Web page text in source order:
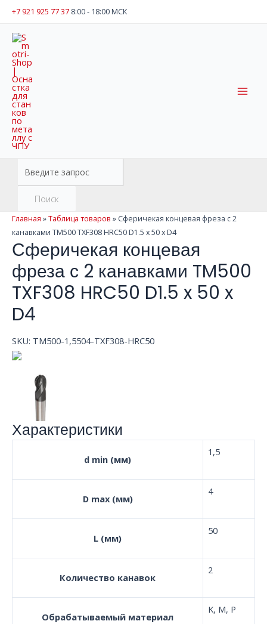
Перейти
содержимому
+7 921 925 77 37 8:00 - 18:00 МСК
товаров
Поиск
Главная »Таблица товаров » Сферичекая концевая фреза с 2
канавками TM500 TXF308 HRC50 D1.5 x 50 x D4
Сферичекая концевая
фреза с 2 канавками TM500
TXF308 HRC50 D1.5 x 50 x
D4
SKU: TM500-1,5504-TXF308-HRC50
Характеристики
d min (мм)
1,5
D max (мм)
4
L (мм)
50
Количество канавок
2
Обрабатываемый материал
K, M, P